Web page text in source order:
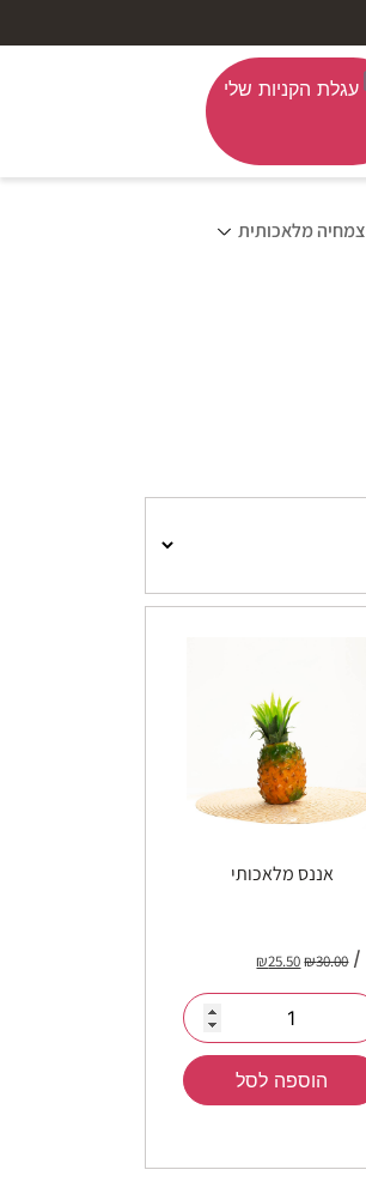
צמחיה מלאכותית
אננס מלאכותי
₪30.00
₪25.50
הוספה לסל